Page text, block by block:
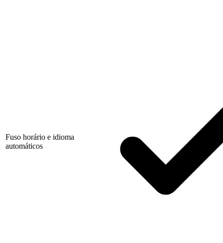
Fuso horário e idioma
automáticos